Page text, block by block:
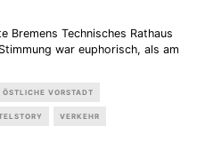
Bremens Technisches Rathaus
war euphorisch, als am
ÖSTLICHE VORSTADT
VERKEHR